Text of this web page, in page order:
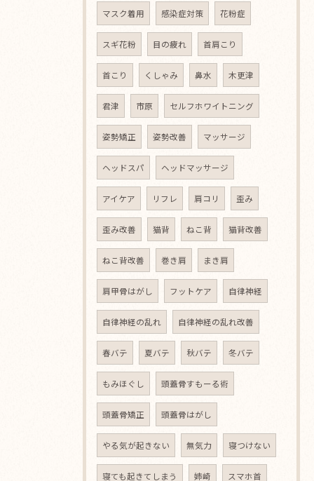
マスク着用 感染症対策 花粉症
スギ花粉 目の疲れ 首肩こり
首こり くしゃみ 鼻水 木更津
君津 市原 セルフホワイトニング
姿勢矯正 姿勢改善 マッサージ
ヘッドスパ ヘッドマッサージ
アイケア リフレ 肩コリ 歪み
歪み改善 猫背 ねこ背 猫背改善
ねこ背改善 巻き肩 まき肩
肩甲骨はがし フットケア 自律神経
自律神経の乱れ 自律神経の乱れ改善
春バテ 夏バテ 秋バテ 冬バテ
もみほぐし 頭蓋骨すもーる術
頭蓋骨矯正 頭蓋骨はがし
やる気が起きない 無気力 寝つけない
寝ても起きてしまう 姉崎 スマホ首